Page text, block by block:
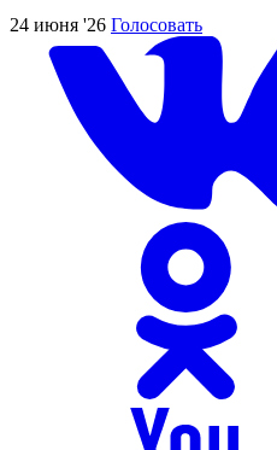
24 июня '26 Голосовать